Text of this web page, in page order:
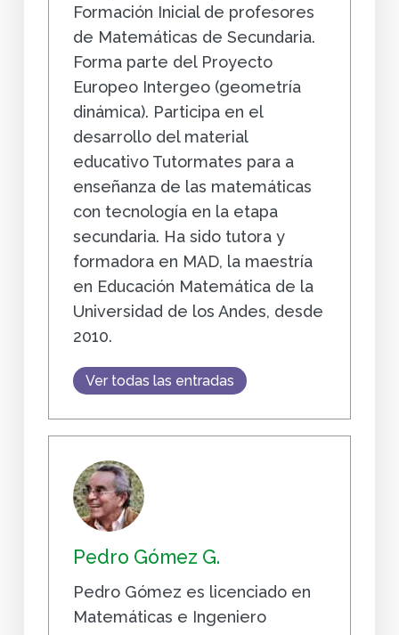
Formación Inicial de profesores
de Matemáticas de Secundaria.
Forma parte del Proyecto
Europeo Intergeo (geometría
dinámica). Participa en el
desarrollo del material
educativo Tutormates para a
enseñanza de las matemáticas
con tecnología en la etapa
secundaria. Ha sido tutora y
formadora en MAD, la maestría
en Educación Matemática de la
Universidad de los Andes, desde
2010.
Ver todas las entradas
Pedro Gómez G.
Pedro Gómez es licenciado en
Matemáticas e Ingeniero